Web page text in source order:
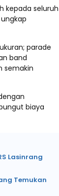
kepada seluruh
parade
band
semakin
biaya
Lasinrang
Temukan